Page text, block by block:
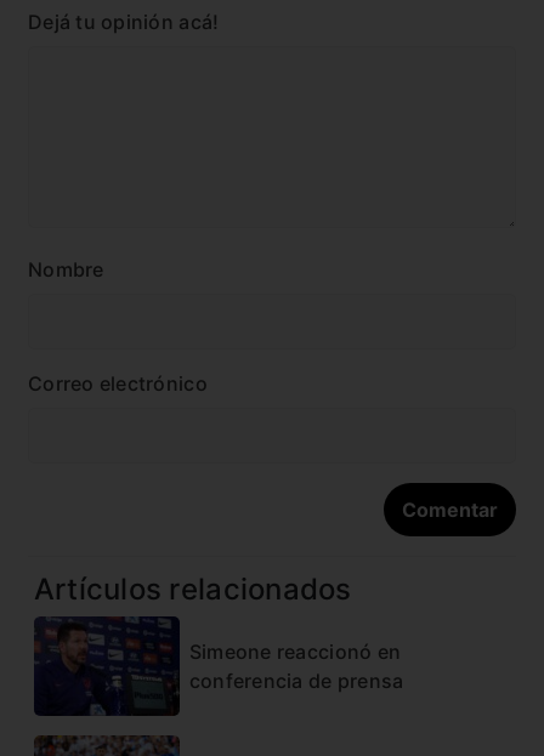
Dejá tu opinión acá!
Nombre
Correo electrónico
Artículos relacionados
Simeone reaccionó en
conferencia de prensa